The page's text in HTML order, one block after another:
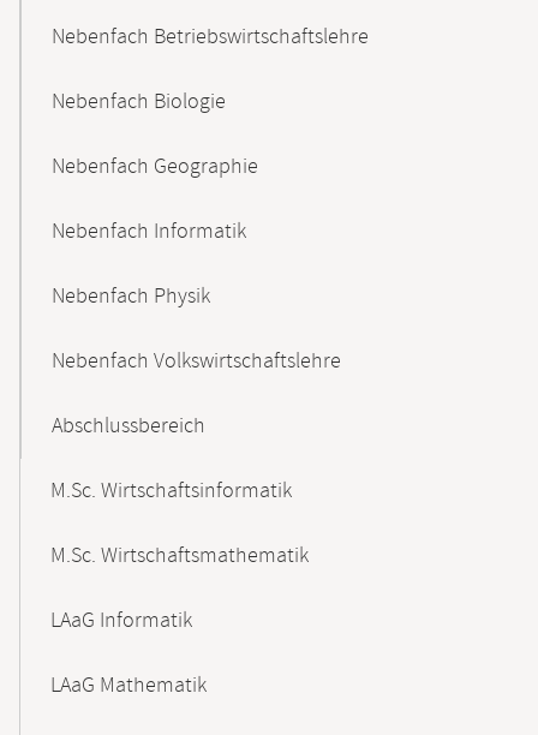
Nebenfach Betriebswirtschaftslehre
Nebenfach Biologie
Nebenfach Geographie
Nebenfach Informatik
Nebenfach Physik
Nebenfach Volkswirtschaftslehre
Abschlussbereich
M.Sc. Wirtschaftsinformatik
M.Sc. Wirtschaftsmathematik
LAaG Informatik
LAaG Mathematik